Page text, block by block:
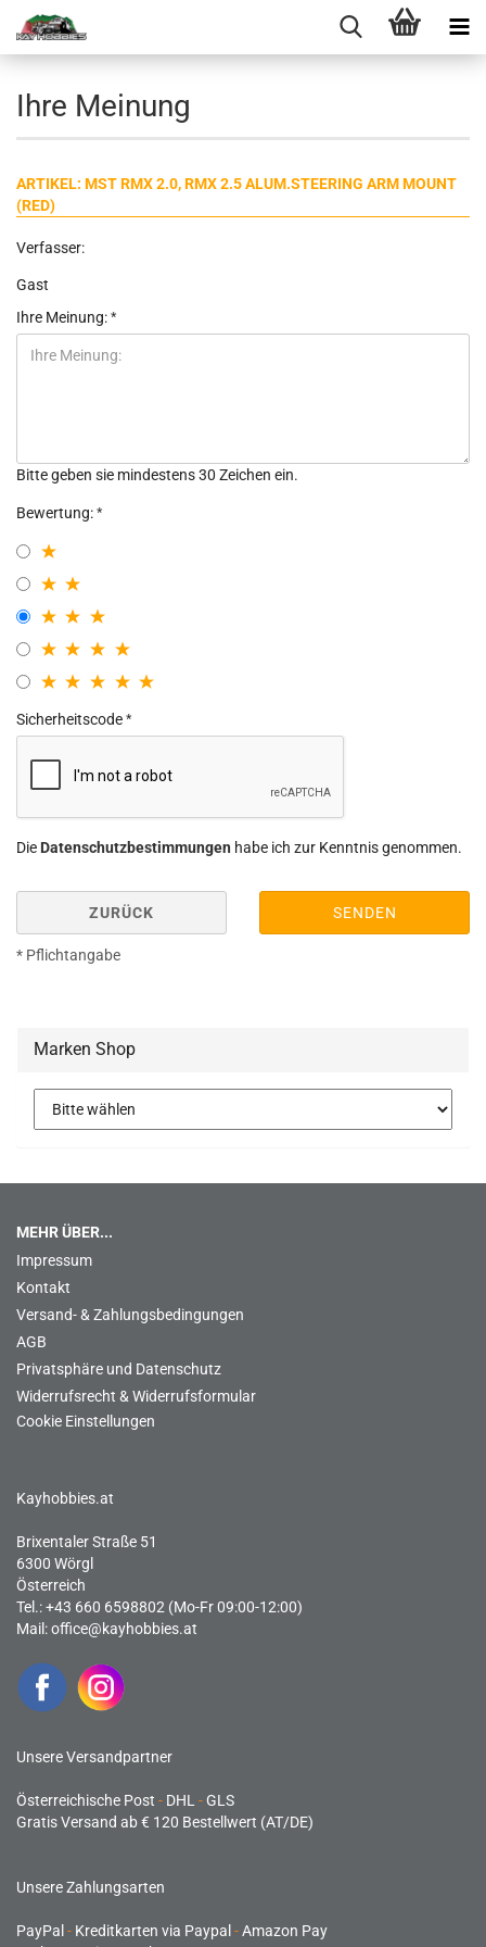
Ihre Meinung
ARTIKEL: MST RMX 2.0, RMX 2.5 ALUM.STEERING ARM MOUNT
(RED)
Verfasser:
Gast
Ihre Meinung:
Bitte geben sie mindestens 30 Zeichen ein.
Bewertung:
Sicherheitscode
Die Datenschutzbestimmungen habe ich zur Kenntnis genommen.
ZURÜCK SENDEN
* Pflichtangabe
Marken Shop
MEHR ÜBER...
Impressum
Kontakt
Versand- & Zahlungsbedingungen
AGB
Privatsphäre und Datenschutz
Widerrufsrecht & Widerrufsformular
Cookie Einstellungen
Kayhobbies.at
Brixentaler Straße 51
6300 Wörgl
Österreich
Tel.: +43 660 6598802 (Mo-Fr 09:00-12:00)
Mail:office@kayhobbies.at
Unsere Versandpartner
Österreichische Post - DHL -GLS
Gratis Versand ab € 120 Bestellwert (AT/DE)
Unsere Zahlungsarten
PayPal - Kreditkarten via Paypal -Amazon Pay